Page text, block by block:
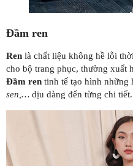
Đầm ren
Ren là chất liệu không hề lỗi
cho bộ trang phục, thường xuất
Đầm ren tinh tế tạo hình những
sen,… dịu dàng đến từng chi tiết.